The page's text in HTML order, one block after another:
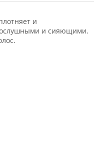
и
послушными и сияющими.